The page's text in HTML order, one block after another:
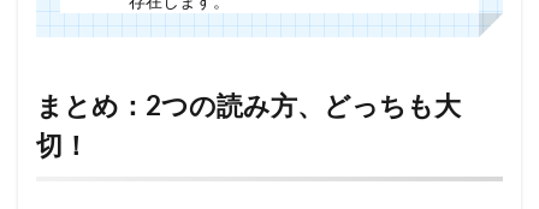
まとめ：2つの読み方、どっちも大
切！